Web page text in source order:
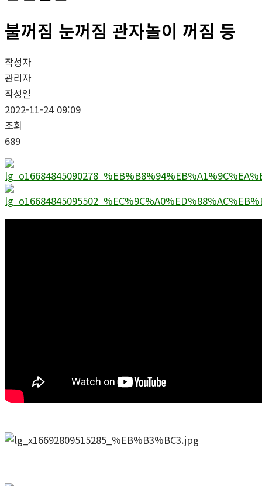
불꺼짐 눈꺼짐 관자놀이 꺼짐 등
작성자
관리자
작성일
2022-11-24 09:09
조회
689